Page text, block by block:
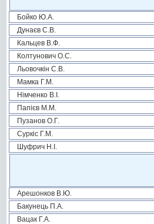
Бойко Ю.А.
Дунаєв С.В.
Кальцев В.Ф.
Колтунович О.С.
Льовочкін С.В.
Мамка Г.М.
Німченко В.І.
Папієв М.М.
Пузанов О.Г.
Суркіс Г.М.
Шуфрич Н.І.
Арешонков В.Ю.
Бакунець П.А.
Вацак Г.А.